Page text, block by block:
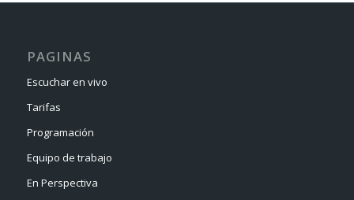
PAGINAS
Escuchar en vivo
Tarifas
Programación
Equipo de trabajo
En Perspectiva